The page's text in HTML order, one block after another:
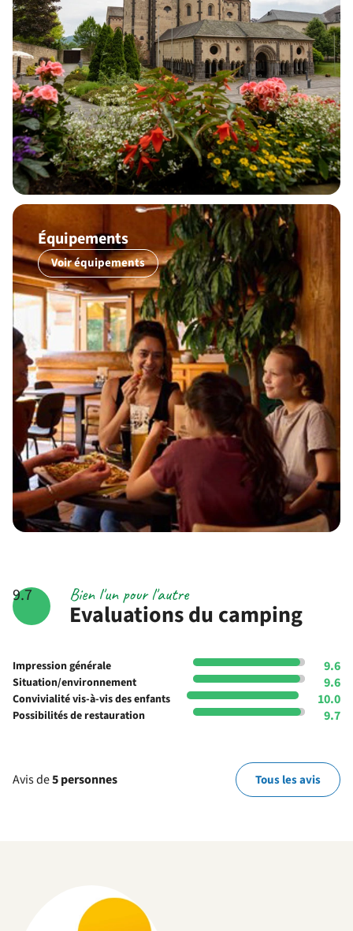
Équipements
Voir équipements
9.7
Evaluations du camping
Bien l'un pour l'autre
Impression générale 9.6
Situation/environnement 9.6
Convivialité vis-à-vis des enfants 10.0
Possibilités de restauration 9.7
Avis de5 personnes Tous les avis